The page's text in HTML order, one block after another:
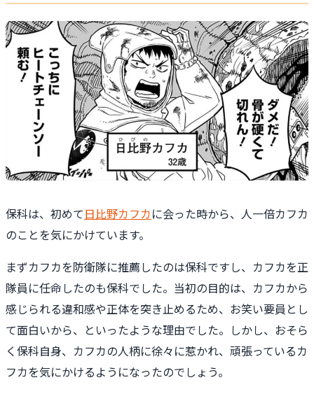
保科は、初めて日比野カフカに会った時から、人一倍カフカ
のことを気にかけています。
まずカフカを防衛隊に推薦したのは保科ですし、カフカを正
隊員に任命したのも保科でした。当初の目的は、カフカから
感じられる違和感や正体を突き止めるため、お笑い要員とし
て面白いから、といったような理由でした。しかし、おそら
く保科自身、カフカの人柄に徐々に惹かれ、頑張っているカ
フカを気にかけるようになったのでしょう。